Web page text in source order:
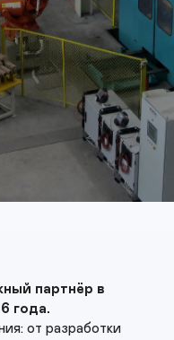
партнёр в
от разработки